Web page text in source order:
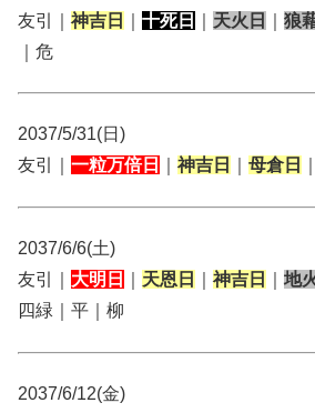
友引｜ 神吉日 十死日 天火日 狼
｜危
2037/5/31(日)
友引｜ 一粒万倍日 神吉日 母倉日
2037/6/6(土)
友引｜ 大明日 天恩日 神吉日 地
四緑｜平｜柳
2037/6/12(金)